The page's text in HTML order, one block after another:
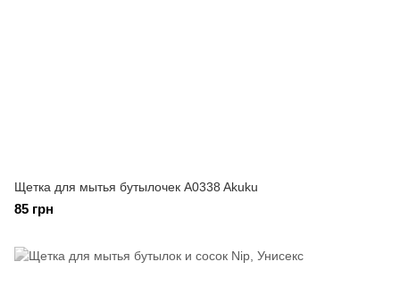
Щетка для мытья бутылочек A0338 Akuku
85 грн